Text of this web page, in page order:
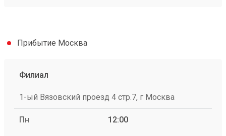
Прибытие Москва
Филиал
1-ый Вязовский проезд 4 стр.7, г Москва
Пн 12:00